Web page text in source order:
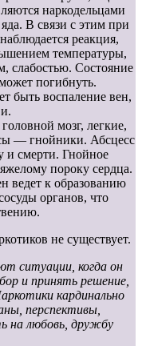
наркодельцами
В связи с этим при
реакция,
температуры,
слабостью. Состояние
погибнуть.
быть воспаление вен,
мозг, легкие,
— гнойники. Абсцесс
и смерти. Гнойное
пороку сердца.
ведет к образованию
органов, что
не существует.
ситуации, когда он
и принять решение,
кардинально
перспективы,
на любовь, дружбу